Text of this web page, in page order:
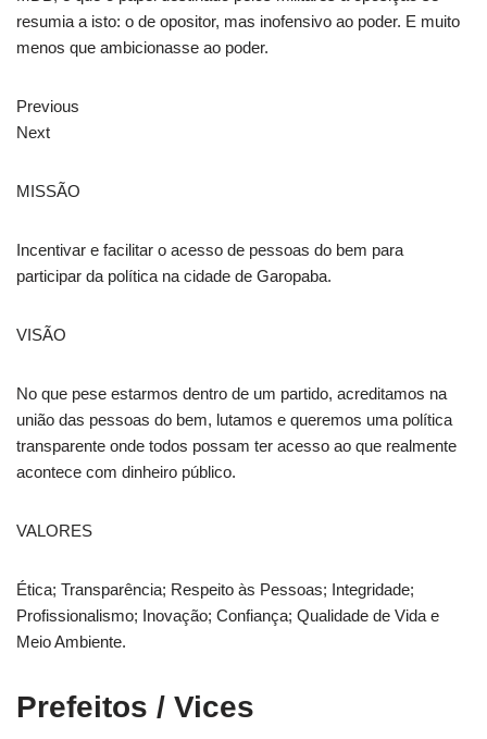
resumia a isto: o de opositor, mas inofensivo ao poder. E muito
menos que ambicionasse ao poder.
Previous
Next
MISSÃO
Incentivar e facilitar o acesso de pessoas do bem para
participar da política na cidade de Garopaba.
VISÃO
No que pese estarmos dentro de um partido, acreditamos na
união das pessoas do bem, lutamos e queremos uma política
transparente onde todos possam ter acesso ao que realmente
acontece com dinheiro público.
VALORES
Ética; Transparência; Respeito às Pessoas; Integridade;
Profissionalismo; Inovação; Confiança; Qualidade de Vida e
Meio Ambiente.
Prefeitos / Vices